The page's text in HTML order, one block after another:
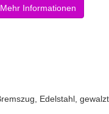
Mehr Informationen